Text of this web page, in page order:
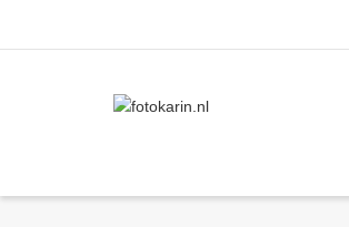
I'm looking for product